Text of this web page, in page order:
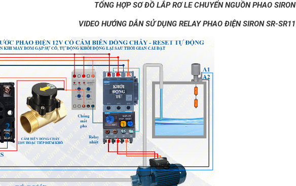
TỔNG HỢP SƠ ĐỒ LẮP RƠ LE CHUYỂN NGUỒN PHAO SIRON
VIDEO HƯỚNG DẪN SỬ DỤNG RELAY PHAO ĐIỆN SIRON SR-SR11